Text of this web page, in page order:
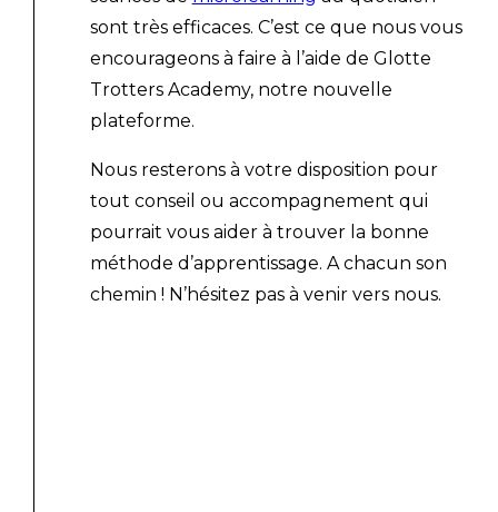
sont très efficaces. C’est ce que nous vous
encourageons à faire à l’aide de Glotte
Trotters Academy, notre nouvelle
plateforme.
Nous resterons à votre disposition pour
tout conseil ou accompagnement qui
pourrait vous aider à trouver la bonne
méthode d’apprentissage. A chacun son
chemin ! N’hésitez pas à venir vers nous.